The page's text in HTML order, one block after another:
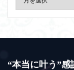
“本当に叶う”感